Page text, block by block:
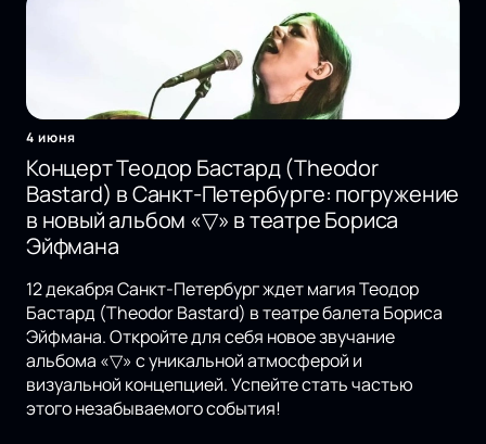
4 июня
Концерт Теодор Бастард (Theodor
Bastard) в Санкт-Петербурге: погружение
в новый альбом «▽» в театре Бориса
Эйфмана
12 декабря Санкт-Петербург ждет магия Теодор
Бастард (Theodor Bastard) в театре балета Бориса
Эйфмана. Откройте для себя новое звучание
альбома «▽» с уникальной атмосферой и
визуальной концепцией. Успейте стать частью
этого незабываемого события!